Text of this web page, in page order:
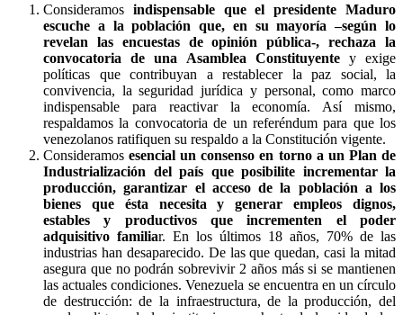
Consideramos indispensable que el presidente Maduro
escuche a la población que, en su mayoría –según lo
revelan las encuestas de opinión pública-, rechaza la
convocatoria de una Asamblea Constituyentey exige
políticas que contribuyan a restablecer la paz social, la
convivencia, la seguridad jurídica y personal, como marco
indispensable para reactivar la economía. Así mismo,
respaldamos la convocatoria de un referéndum para que los
venezolanos ratifiquen su respaldo a la Constitución vigente.
Consideramosesencial un consenso en torno a un Plan de
Industrialización del país que posibilite incrementar la
producción, garantizar el acceso de la población a los
bienes que ésta necesita y generar empleos dignos,
estables y productivos que incrementen el poder
adquisitivo familiar. En los últimos 18 años, 70% de las
industrias han desaparecido. De las que quedan, casi la mitad
asegura que no podrán sobrevivir 2 años más si se mantienen
las actuales condiciones. Venezuela se encuentra en un círculo
de destrucción: de la infraestructura, de la producción, del